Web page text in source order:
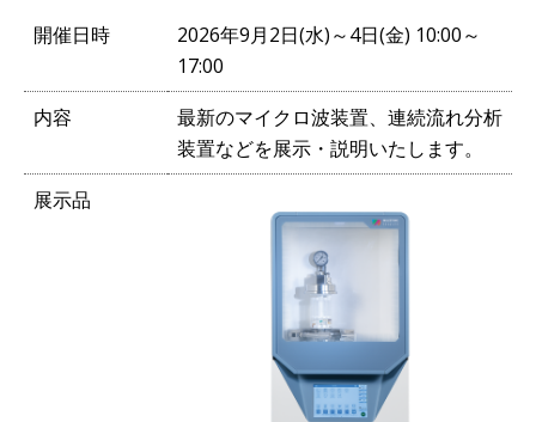
開催日時
2026年9月2日(水)～4日(金) 10:00～
17:00
内容
最新のマイクロ波装置、連続流れ分析
装置などを展示・説明いたします。
展示品